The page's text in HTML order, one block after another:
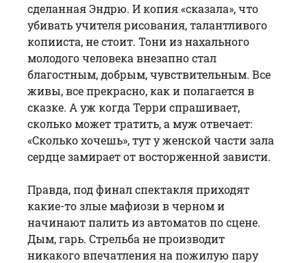
сделанная Эндрю. И копия «сказала», что
убивать учителя рисования, талантливого
копииста, не стоит. Тони из нахального
молодого человека внезапно стал
благостным, добрым, чувствительным. Все
живы, все прекрасно, как и полагается в
сказке. А уж когда Терри спрашивает,
сколько может тратить, а муж отвечает:
«Сколько хочешь», тут у женской части зала
сердце замирает от восторженной зависти.
Правда, под финал спектакля приходят
какие-то злые мафиози в черном и
начинают палить из автоматов по сцене.
Дым, гарь. Стрельба не производит
никакого впечатления на пожилую пару